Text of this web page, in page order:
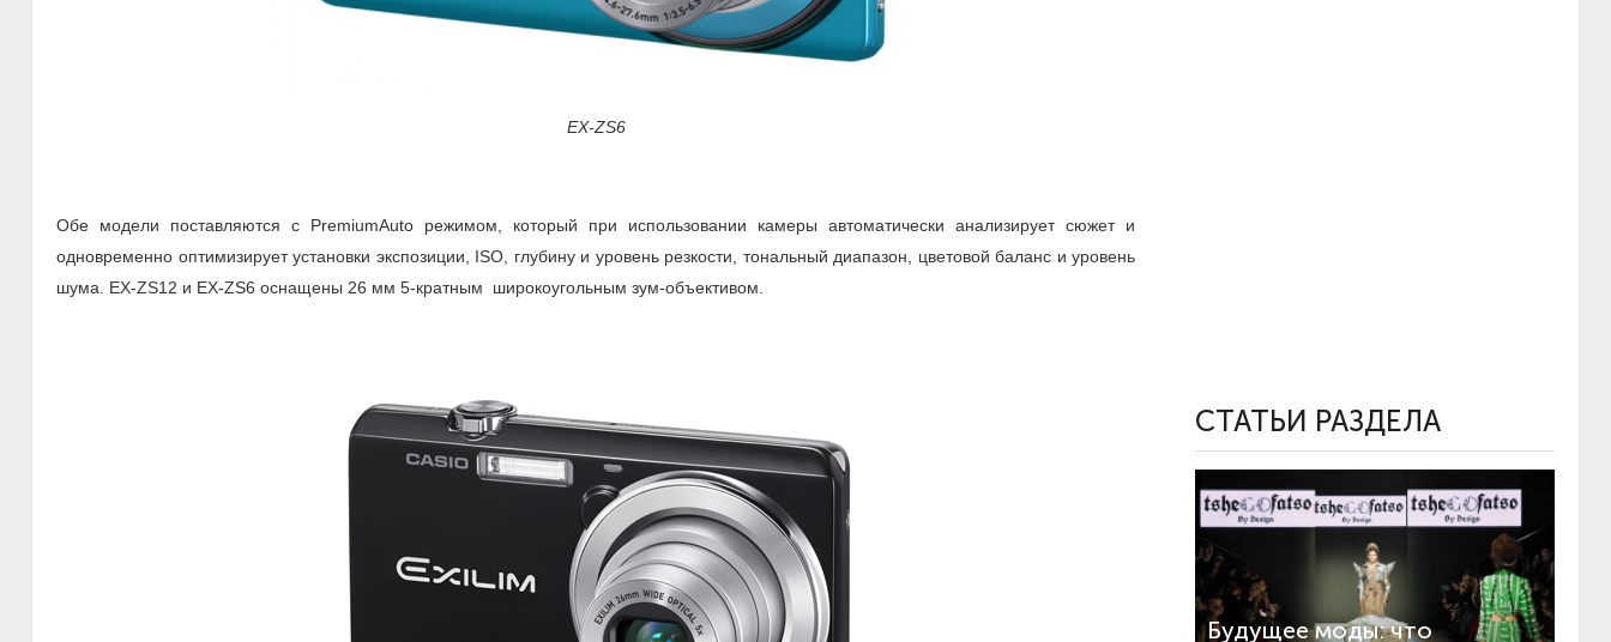
EX-ZS6
Обе модели поставляются с PremiumAuto режимом, который при использовании камеры автоматически анализирует сюжет и
одновременно оптимизирует установки экспозиции, ISO, глубину и уровень резкости, тональный диапазон, цветовой баланс и уровень
шума. EX-ZS12 и EX-ZS6 оснащены 26 мм 5-кратным широкоугольным зум-объективом.
СТАТЬИ РАЗДЕЛА
Будущее моды: что